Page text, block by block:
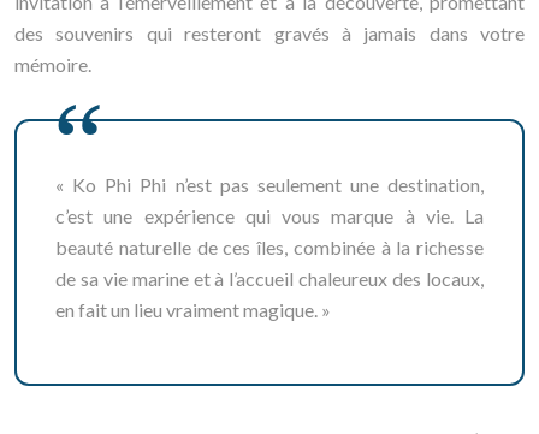
des souvenirs qui resteront gravés à jamais dans votre
mémoire.
« Ko Phi Phi n’est pas seulement une destination,
c’est une expérience qui vous marque à vie. La
beauté naturelle de ces îles, combinée à la richesse
de sa vie marine et à l’accueil chaleureux des locaux,
en fait un lieu vraiment magique. »